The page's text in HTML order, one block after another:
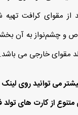
از مقوای کرافت
و چشم‌نواز به آن
مقوای خارجی می باشد.
می توانید روی لینک
از کارت های تولد